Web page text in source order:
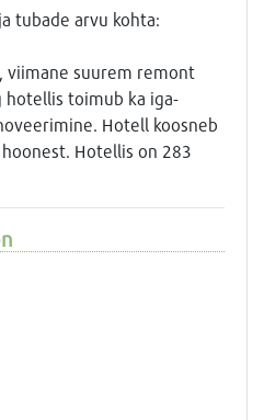
tubade arvu kohta:
viimane suurem remont
hotellis toimub ka iga-
Hotell koosneb
Hotellis on 283